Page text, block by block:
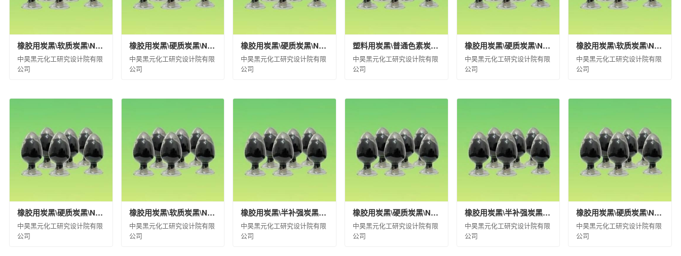
橡胶用炭黑\软质炭黑\N660\袋装(kg)\20\合格品
中昊黑元化工研究设计院有限
公司
橡胶用炭黑\硬质炭黑\N220\袋装(kg)\25\合格品
中昊黑元化工研究设计院有限
公司
橡胶用炭黑\硬质炭黑\N234\袋装(kg)\1000\合格品
中昊黑元化工研究设计院有限
公司
塑料用炭黑\普通色素炭黑\CM-2\袋装(kg)\20\合格品
中昊黑元化工研究设计院有限
公司
橡胶用炭黑\硬质炭黑\N234\袋装(kg)\25\合格品
中昊黑元化工研究设计院有限
公司
橡胶用炭黑\软质炭黑\N550\袋装(kg)\1000\合格品
中昊黑元化工研究设计院有限
公司
橡胶用炭黑\硬质炭黑\N220\袋装(kg)\20\合格品
中昊黑元化工研究设计院有限
公司
橡胶用炭黑\软质炭黑\N660\袋装(kg)\1000\合格品
中昊黑元化工研究设计院有限
公司
橡胶用炭黑\半补强炭黑\N774\袋装(kg)\500\合格品
中昊黑元化工研究设计院有限
公司
橡胶用炭黑\硬质炭黑\N234\袋装(kg)\20\合格品
中昊黑元化工研究设计院有限
公司
橡胶用炭黑\半补强炭黑\N774\袋装(kg)\25\合格品
中昊黑元化工研究设计院有限
公司
橡胶用炭黑\硬质炭黑\N234\袋装(kg)\500\合格品
中昊黑元化工研究设计院有限
公司